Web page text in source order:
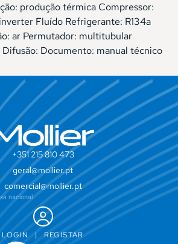
produção térmica Compressor:
Fluído Refrigerante: R134a
ar Permutador: multitubular
Documento: manual técnico
+351 215 810 473
geral@mollier.pt
comercial@mollier.pt
nacional
LOGIN | REGISTAR